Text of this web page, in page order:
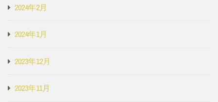
2024年2月
2024年1月
2023年12月
2023年11月